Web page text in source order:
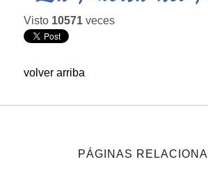
Visto 10571 veces
volver arriba
PÁGINAS